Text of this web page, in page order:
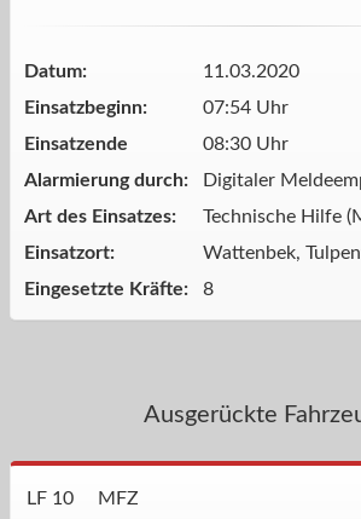
Datum:
11.03.2020
Einsatzbeginn:
07:54 Uhr
Einsatzende
08:30 Uhr
Alarmierung durch:
Digitaler
Art des Einsatzes:
Technische Hilfe
Einsatzort:
Wattenbek,
Eingesetzte Kräfte:
8
Ausgerückte
LF 10 MFZ